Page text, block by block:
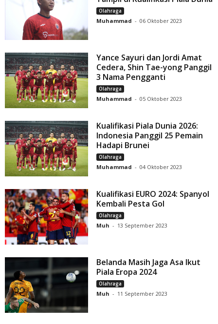
Olahraga
Muhammad - 06 Oktober 2023
Yance Sayuri dan Jordi Amat
Cedera, Shin Tae-yong Panggil
3 Nama Pengganti
Olahraga
Muhammad - 05 Oktober 2023
Kualifikasi Piala Dunia 2026:
Indonesia Panggil 25 Pemain
Hadapi Brunei
Olahraga
Muhammad - 04 Oktober 2023
Kualifikasi EURO 2024: Spanyol
Kembali Pesta Gol
Olahraga
Muh - 13 September 2023
Belanda Masih Jaga Asa Ikut
Piala Eropa 2024
Olahraga
Muh - 11 September 2023